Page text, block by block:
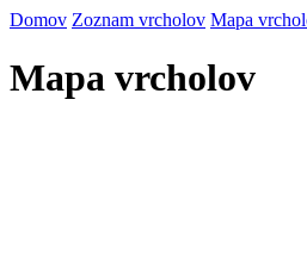
Domov Zoznam vrcholov Mapa
Mapa vrcholov